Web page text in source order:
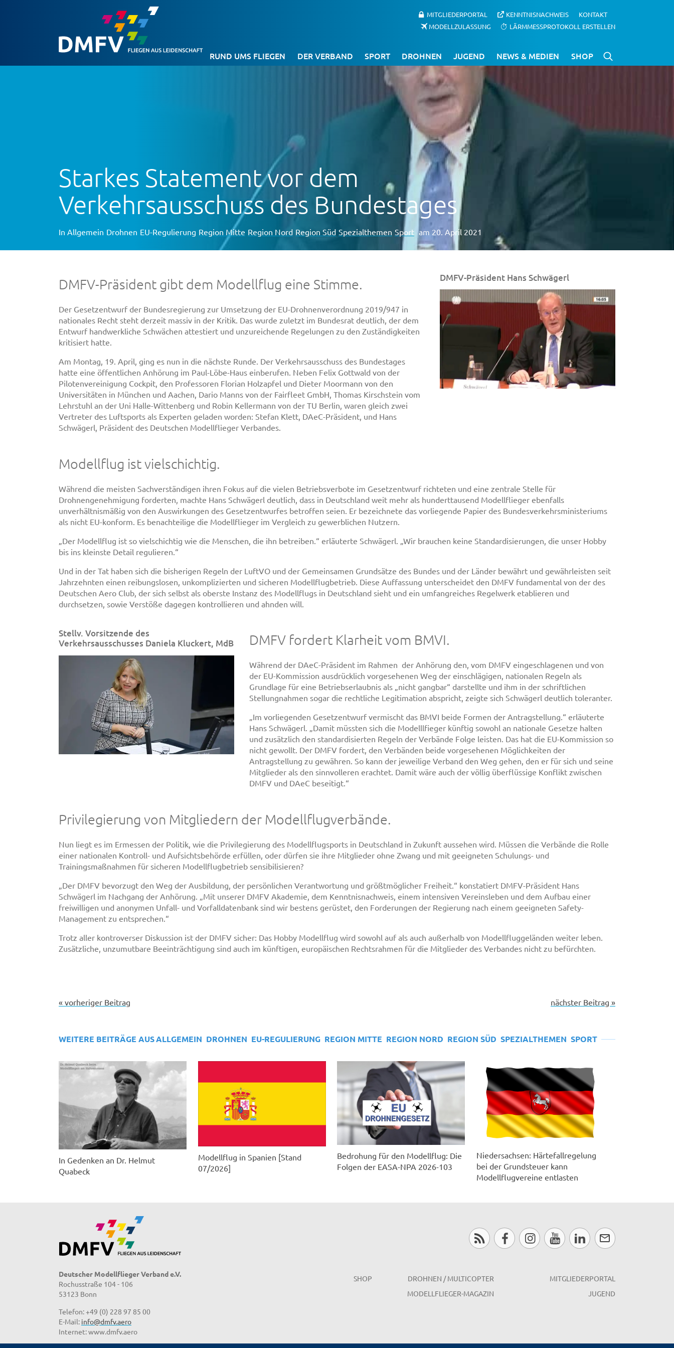
MITGLIEDERPORTAL KENNTNISNACHWEIS
KONTAKT
MODELLZULASSUNG
LÄRMMESSPROTOKOLL ERSTELLEN
RUND UMS FLIEGEN DER VERBAND SPORT DROHNEN JUGEND NEWS & MEDIEN SHOP
Starkes Statement vor dem
Verkehrsausschuss des Bundestages
In Allgemein Drohnen EU-Regulierung Region Mitte Region Nord Region Süd Spezialthemen Sport am 20. April 2021
DMFV-Präsident gibt dem Modellflug eine Stimme.
Der Gesetzentwurf der Bundesregierung zur Umsetzung der EU-Drohnenverordnung 2019/947 in
nationales Recht steht derzeit massiv in der Kritik. Das wurde zuletzt im Bundesrat deutlich, der dem
Entwurf handwerkliche Schwächen attestiert und unzureichende Regelungen zu den Zuständigkeiten
kritisiert hatte.
Am Montag, 19. April, ging es nun in die nächste Runde. Der Verkehrsausschuss des Bundestages
hatte eine öffentlichen Anhörung im Paul-Löbe-Haus einberufen. Neben Felix Gottwald von der
Pilotenvereinigung Cockpit, den Professoren Florian Holzapfel und Dieter Moormann von den
Universitäten in München und Aachen, Dario Manns von der Fairfleet GmbH, Thomas Kirschstein vom
Lehrstuhl an der Uni Halle-Wittenberg und Robin Kellermann von der TU Berlin, waren gleich zwei
Vertreter des Luftsports als Experten geladen worden: Stefan Klett, DAeC-Präsident, und Hans
Schwägerl, Präsident des Deutschen Modellflieger Verbandes.
DMFV-Präsident Hans Schwägerl
Modellflug ist vielschichtig.
Während die meisten Sachverständigen ihren Fokus auf die vielen Betriebsverbote im Gesetzentwurf richteten und eine zentrale Stelle für
Drohnengenehmigung forderten, machte Hans Schwägerl deutlich, dass in Deutschland weit mehr als hunderttausend Modellflieger ebenfalls
unverhältnismäßig von den Auswirkungen des Gesetzentwurfes betroffen seien. Er bezeichnete das vorliegende Papier des Bundesverkehrsministeriums
als nicht EU-konform. Es benachteilige die Modellflieger im Vergleich zu gewerblichen Nutzern.
„Der Modellflug ist so vielschichtig wie die Menschen, die ihn betreiben.“ erläuterte Schwägerl. „Wir brauchen keine Standardisierungen, die unser Hobby
bis ins kleinste Detail regulieren.“
Und in der Tat haben sich die bisherigen Regeln der LuftVO und der Gemeinsamen Grundsätze des Bundes und der Länder bewährt und gewährleisten seit
Jahrzehnten einen reibungslosen, unkomplizierten und sicheren Modellflugbetrieb. Diese Auffassung unterscheidet den DMFV fundamental von der des
Deutschen Aero Club, der sich selbst als oberste Instanz des Modellflugs in Deutschland sieht und ein umfangreiches Regelwerk etablieren und
durchsetzen, sowie Verstöße dagegen kontrollieren und ahnden will.
Stellv. Vorsitzende des
Verkehrsausschusses Daniela Kluckert, MdB
DMFV fordert Klarheit vom BMVI.
Während der DAeC-Präsident im Rahmen der Anhörung den, vom DMFV eingeschlagenen und von
der EU-Kommission ausdrücklich vorgesehenen Weg der einschlägigen, nationalen Regeln als
Grundlage für eine Betriebserlaubnis als „nicht gangbar“ darstellte und ihm in der schriftlichen
Stellungnahmen sogar die rechtliche Legitimation abspricht, zeigte sich Schwägerl deutlich toleranter.
„Im vorliegenden Gesetzentwurf vermischt das BMVI beide Formen der Antragstellung.“ erläuterte
Hans Schwägerl. „Damit müssten sich die Modelllfieger künftig sowohl an nationale Gesetze halten
und zusätzlich den standardisierten Regeln der Verbände Folge leisten. Das hat die EU-Kommission so
nicht gewollt. Der DMFV fordert, den Verbänden beide vorgesehenen Möglichkeiten der
Antragstellung zu gewähren. So kann der jeweilige Verband den Weg gehen, den er für sich und seine
Mitglieder als den sinnvolleren erachtet. Damit wäre auch der völlig überflüssige Konflikt zwischen
DMFV und DAeC beseitigt.“
Privilegierung von Mitgliedern der Modellflugverbände.
Nun liegt es im Ermessen der Politik, wie die Privilegierung des Modellflugsports in Deutschland in Zukunft aussehen wird. Müssen die Verbände die Rolle
einer nationalen Kontroll- und Aufsichtsbehörde erfüllen, oder dürfen sie ihre Mitglieder ohne Zwang und mit geeigneten Schulungs- und
Trainingsmaßnahmen für sicheren Modellflugbetrieb sensibilisieren?
„Der DMFV bevorzugt den Weg der Ausbildung, der persönlichen Verantwortung und größtmöglicher Freiheit.“ konstatiert DMFV-Präsident Hans
Schwägerl im Nachgang der Anhörung. „Mit unserer DMFV Akademie, dem Kenntnisnachweis, einem intensiven Vereinsleben und dem Aufbau einer
freiwilligen und anonymen Unfall- und Vorfalldatenbank sind wir bestens gerüstet, den Forderungen der Regierung nach einem geeigneten Safety-
Management zu entsprechen.“
Trotz aller kontroverser Diskussion ist der DMFV sicher: Das Hobby Modellflug wird sowohl auf als auch außerhalb von Modellfluggeländen weiter leben.
Zusätzliche, unzumutbare Beeinträchtigung sind auch im künftigen, europäischen Rechtsrahmen für die Mitglieder des Verbandes nicht zu befürchten.
« vorheriger Beitrag nächster Beitrag »
WEITERE BEITRÄGE AUSALLGEMEIN DROHNEN EU-REGULIERUNG REGION MITTE REGION NORD REGION SÜD SPEZIALTHEMEN SPORT
In Gedenken an Dr. Helmut
Quabeck
Modellflug in Spanien [Stand
07/2026]
Bedrohung für den Modellflug: Die
Folgen der EASA-NPA 2026-103
Niedersachsen: Härtefallregelung
bei der Grundsteuer kann
Modellflugvereine entlasten
Deutscher Modellflieger Verband e.V.
Rochusstraße 104 - 106
53123 Bonn
Telefon: +49 (0) 228 97 85 00
E-Mail: info@dmfv.aero
Internet: www.dmfv.aero
SHOP
DROHNEN / MULTICOPTER
MODELLFLIEGER-MAGAZIN
MITGLIEDERPORTAL
JUGEND